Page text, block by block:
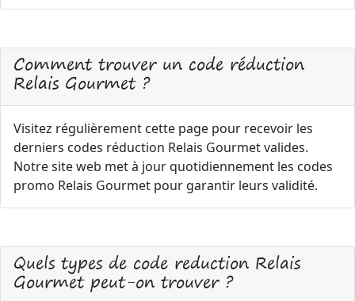
Comment trouver un code réduction
Relais Gourmet ?
Visitez régulièrement cette page pour recevoir les
derniers codes réduction Relais Gourmet valides.
Notre site web met à jour quotidiennement les codes
promo Relais Gourmet pour garantir leurs validité.
Quels types de code reduction Relais
Gourmet peut-on trouver ?